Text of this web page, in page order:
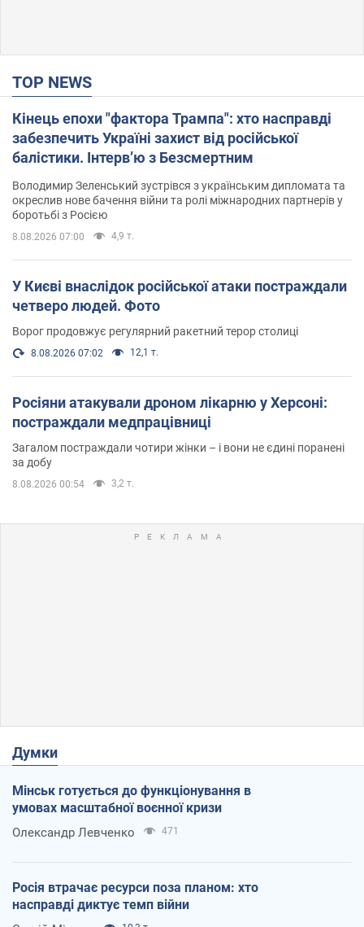
TOP NEWS
Кінець епохи "фактора Трампа": хто насправді
забезпечить Україні захист від російської
балістики. Інтерв’ю з Безсмертним
Володимир Зеленський зустрівся з українським дипломата та
окреслив нове бачення війни та ролі міжнародних партнерів у
боротьбі з Росією
8.08.2026 07:00 4,9 т.
У Києві внаслідок російської атаки постраждали
четверо людей. Фото
Ворог продовжує регулярний ракетний терор столиці
8.08.2026 07:02 12,1 т.
Росіяни атакували дроном лікарню у Херсоні:
постраждали медпрацівниці
Загалом постраждали чотири жінки – і вони не єдині поранені
за добу
8.08.2026 00:54 3,2 т.
Думки
Мінськ готується до функціонування в
умовах масштабної воєнної кризи
Олександр Левченко 471
Росія втрачає ресурси поза планом: хто
насправді диктує темп війни